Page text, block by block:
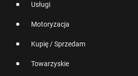
Usługi
Motoryzacja
Kupię / Sprzedam
Towarzyskie